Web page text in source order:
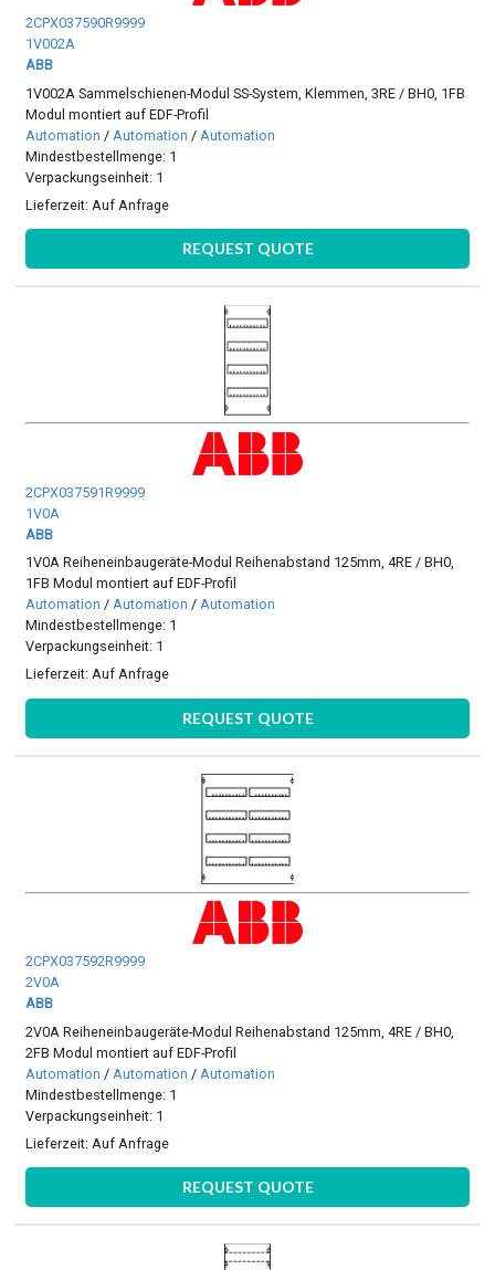
2CPX037590R9999
1V002A
ABB
1V002A Sammelschienen-Modul SS-System, Klemmen, 3RE / BH0, 1FB
Modul montiert auf EDF-Profil
Automation / Automation / Automation
Mindestbestellmenge: 1
Verpackungseinheit: 1
Lieferzeit: Auf Anfrage
REQUEST QUOTE
2CPX037591R9999
1V0A
ABB
1V0A Reiheneinbaugeräte-Modul Reihenabstand 125mm, 4RE / BH0,
1FB Modul montiert auf EDF-Profil
Automation /Automation /Automation
Mindestbestellmenge: 1
Verpackungseinheit: 1
Lieferzeit:Auf Anfrage
REQUEST QUOTE
2CPX037592R9999
2V0A
ABB
2V0A Reiheneinbaugeräte-Modul Reihenabstand 125mm, 4RE / BH0,
2FB Modul montiert auf EDF-Profil
Automation / Automation / Automation
Mindestbestellmenge: 1
Verpackungseinheit: 1
Lieferzeit: Auf Anfrage
REQUEST QUOTE